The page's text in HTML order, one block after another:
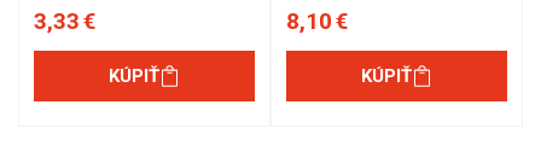
3,33 €
KÚPIŤ
8,10 €
KÚPIŤ